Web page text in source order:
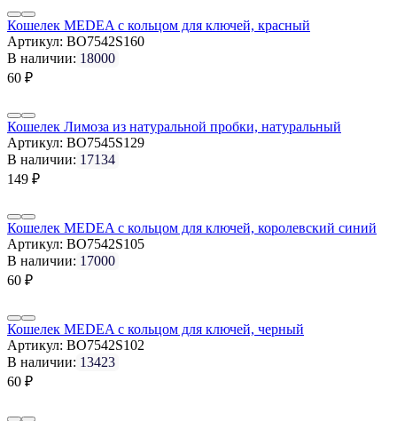
Кошелек MEDEA с кольцом для ключей, красный
Артикул: BO7542S160
В наличии: 18000
60 ₽
Кошелек Лимоза из натуральной пробки, натуральный
Артикул: BO7545S129
В наличии: 17134
149 ₽
Кошелек MEDEA с кольцом для ключей, королевский синий
Артикул: BO7542S105
В наличии: 17000
60 ₽
Кошелек MEDEA с кольцом для ключей, черный
Артикул: BO7542S102
В наличии: 13423
60 ₽